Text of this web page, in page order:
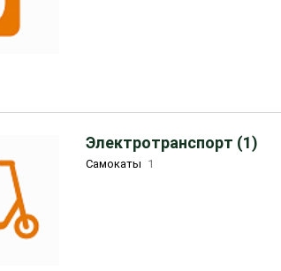
Электротранспорт (1)
Самокаты 1